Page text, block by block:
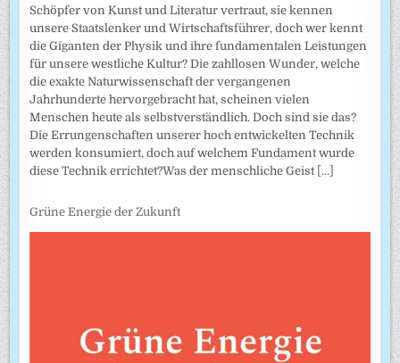
Schöpfer von Kunst und Literatur vertraut, sie kennen
unsere Staatslenker und Wirtschaftsführer, doch wer kennt
die Giganten der Physik und ihre fundamentalen Leistungen
für unsere westliche Kultur? Die zahllosen Wunder, welche
die exakte Naturwissenschaft der vergangenen
Jahrhunderte hervorgebracht hat, scheinen vielen
Menschen heute als selbstverständlich. Doch sind sie das?
Die Errungenschaften unserer hoch entwickelten Technik
werden konsumiert, doch auf welchem Fundament wurde
diese Technik errichtet?Was der menschliche Geist [...]
Grüne Energie der Zukunft